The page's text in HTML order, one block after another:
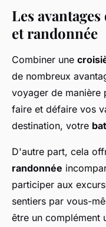
Les
et randonnée
Combiner une
de nombreux
voyager de manière
faire et défaire vos
destination, votre
D'autre part, cela
randonnée
participer aux
sentiers par vous-
être un complément